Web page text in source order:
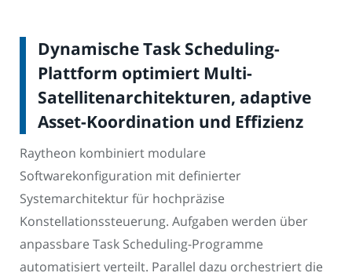
Dynamische Task Scheduling-
Plattform optimiert Multi-
Satellitenarchitekturen, adaptive
Asset-Koordination und Effizienz
Raytheon kombiniert modulare
Softwarekonfiguration mit definierter
Systemarchitektur für hochpräzise
Konstellationssteuerung. Aufgaben werden über
anpassbare Task Scheduling-Programme
automatisiert verteilt. Parallel dazu orchestriert die